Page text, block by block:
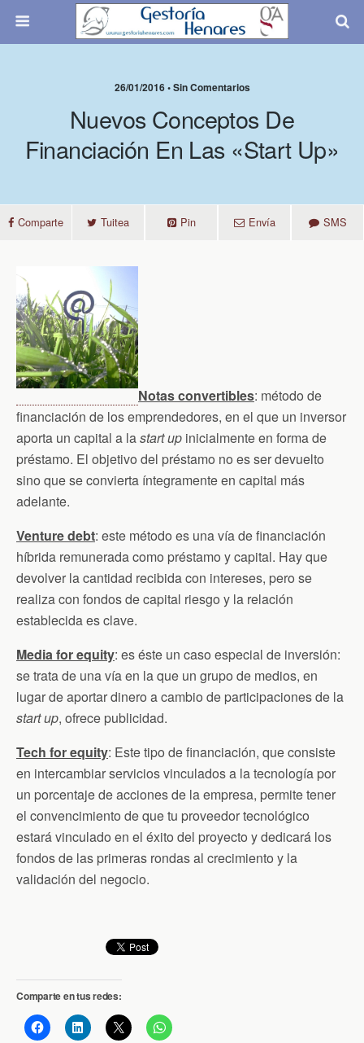
26/01/2016 • Sin Comentarios
Nuevos Conceptos De
Financiación En Las «start Up»
Comparte Tuitea Pin Envía SMS
Notas convertibles: método de
financiación de los emprendedores, en el que un inversor
aporta un capital a lastart up inicialmente en forma de
préstamo. El objetivo del préstamo no es ser devuelto
sino que se convierta íntegramente en capital más
adelante.
Venture debt: este método es una vía de financiación
híbrida remunerada como préstamo y capital. Hay que
devolver la cantidad recibida con intereses, pero se
realiza con fondos de capital riesgo y la relación
establecida es clave.
Media for equity: es éste un caso especial de inversión:
se trata de una vía en la que un grupo de medios, en
lugar de aportar dinero a cambio de participaciones de la
start up, ofrece publicidad.
Tech for equity: Este tipo de financiación, que consiste
en intercambiar servicios vinculados a la tecnología por
un porcentaje de acciones de la empresa, permite tener
el convencimiento de que tu proveedor tecnológico
estará vinculado en el éxito del proyecto y dedicará los
fondos de las primeras rondas al crecimiento y la
validación del negocio.
Comparte en tus redes: